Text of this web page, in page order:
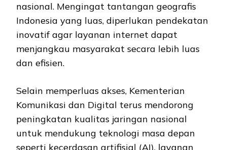
nasional. Mengingat tantangan geografis
Indonesia yang luas, diperlukan pendekatan
inovatif agar layanan internet dapat
menjangkau masyarakat secara lebih luas
dan efisien.
Selain memperluas akses, Kementerian
Komunikasi dan Digital terus mendorong
peningkatan kualitas jaringan nasional
untuk mendukung teknologi masa depan
seperti kecerdasan artifisial (AI), layanan